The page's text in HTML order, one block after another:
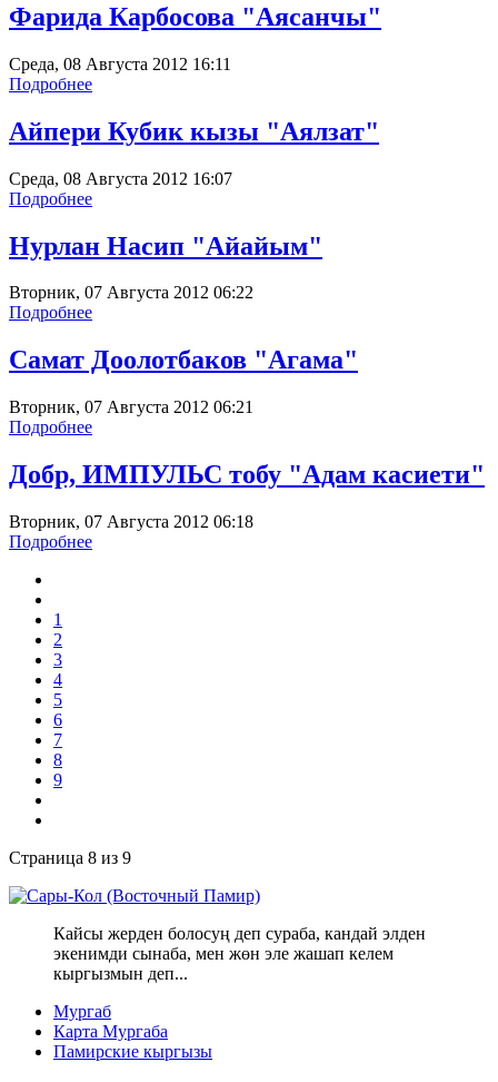
Фарида Карбосова "Аясанчы"
Среда, 08 Августа 2012 16:11
Подробнее
Айпери Кубик кызы "Аялзат"
Среда, 08 Августа 2012 16:07
Подробнее
Нурлан Насип "Айайым"
Вторник, 07 Августа 2012 06:22
Подробнее
Самат Доолотбаков "Агама"
Вторник, 07 Августа 2012 06:21
Подробнее
Добр, ИМПУЛЬС тобу "Адам касиети"
Вторник, 07 Августа 2012 06:18
Подробнее
1
2
3
4
5
6
7
8
9
Страница 8 из 9
Кайсы жерден болосуң деп сураба, кандай элден
экенимди сынаба, мен жөн эле жашап келем
кыргызмын деп...
Мургаб
Карта Мургаба
Памирские кыргызы